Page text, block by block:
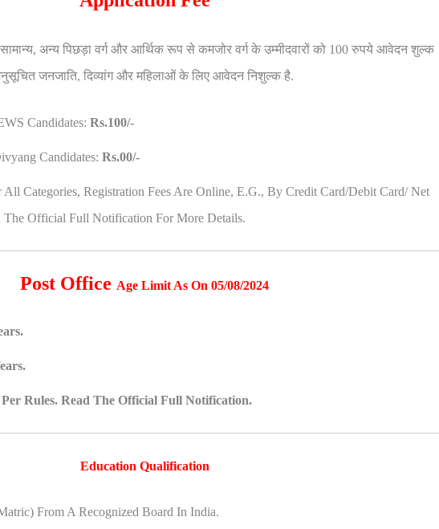
सामान्य, अन्य पिछड़ा वर्ग और आर्थिक रूप से कमजोर वर्ग के उम्मीदवारों को 100 रुपये आवेदन शुल्क
जनजाति, दिव्यांग और महिलाओं के लिए आवेदन निशुल्क है.
Candidates: Rs.100/-
Candidates: Rs.00/-
All Categories, Registration Fees Are Online, E.g., By Credit Card/Debit Card/ Net
The Official Full Notification For More Details.
Post Office Age Limit As On 05/08/2024
Rules. Read The Official Full Notification.
Education Qualification
From A Recognized Board In India.